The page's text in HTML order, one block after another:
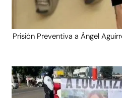
Prisión Preventiva a Ángel